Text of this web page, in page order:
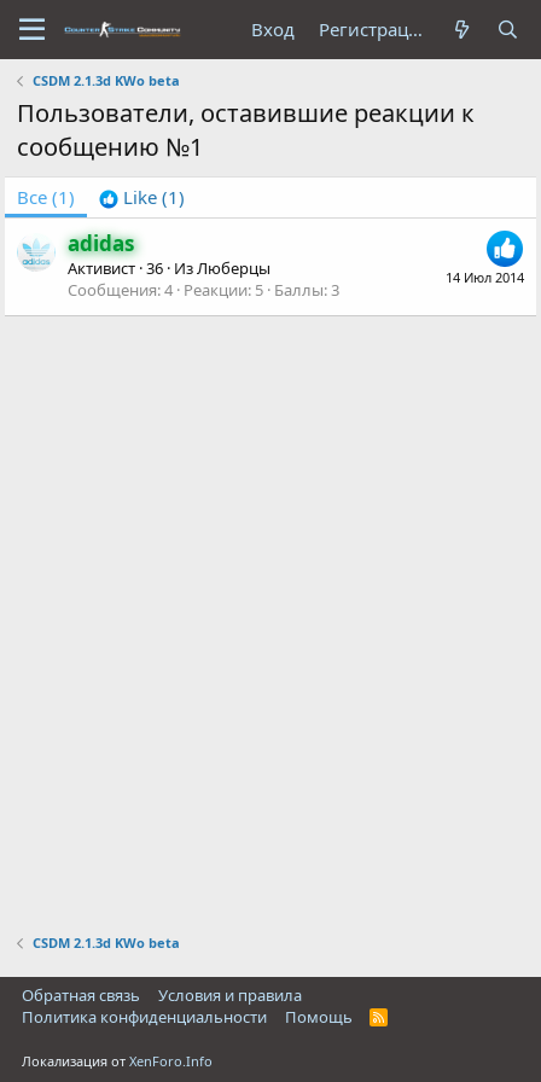
Вход Регистрация
CSDM 2.1.3d KWo beta
Пользователи, оставившие реакции к
сообщению №1
Все (1) Like (1)
14 Июл 2014
adidas
Активист ·36 · ИзЛюберцы
Сообщения 4 Реакции 5 Баллы 3
CSDM 2.1.3d KWo beta
Обратная связь
Условия и правила
Политика конфиденциальности
Помощь
R
Локализация отXenForo.Info